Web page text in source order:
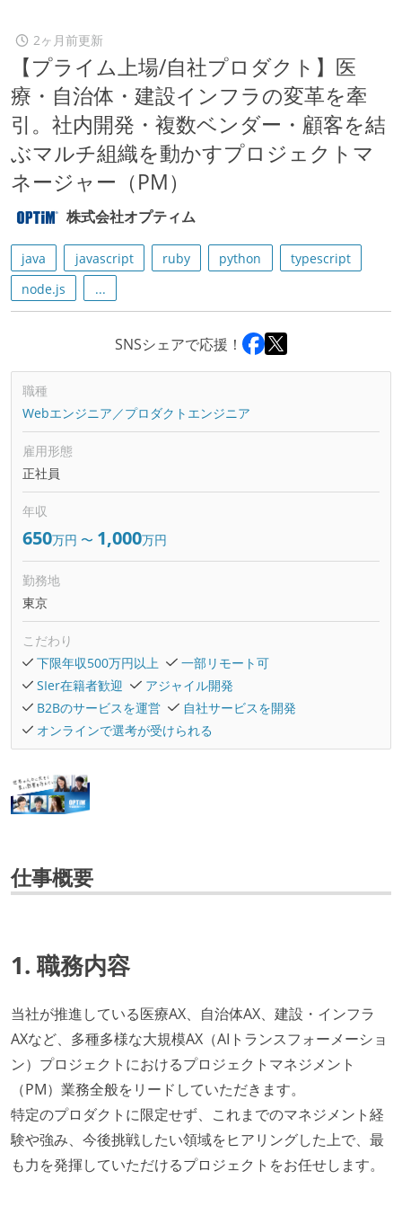
2ヶ月前更新
【プライム上場/自社プロダクト】医
療・自治体・建設インフラの変革を牽
引。社内開発・複数ベンダー・顧客を結
ぶマルチ組織を動かすプロジェクトマ
ネージャー（PM）
株式会社オプティム
java javascript ruby python
typescript
node.js
...
SNSシェアで応援！
職種
Webエンジニア／プロダクトエンジニア
雇用形態
正社員
年収
650万円 〜 1,000万円
勤務地
東京
こだわり
下限年収500万円以上
一部リモート可
SIer在籍者歓迎
アジャイル開発
B2Bのサービスを運営
自社サービスを開発
オンラインで選考が受けられる
仕事概要
1. 職務内容
当社が推進している医療AX、自治体AX、建設・インフラ
AXなど、多種多様な大規模AX（AIトランスフォーメーショ
ン）プロジェクトにおけるプロジェクトマネジメント
（PM）業務全般をリードしていただきます。
特定のプロダクトに限定せず、これまでのマネジメント経
験や強み、今後挑戦したい領域をヒアリングした上で、最
も力を発揮していただけるプロジェクトをお任せします。